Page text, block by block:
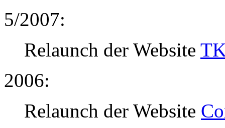
5/2007:
Relaunch der Website
2006:
Relaunch der Website